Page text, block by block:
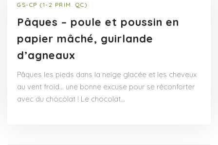
GS-CP (1-2 PRIM. QC)
Pâques – poule et poussin en
papier mâché, guirlande
d’agneaux
Pâques les pieds dans la neige glacée et les cheveux
au vent froid… une bonne excuse pour se réconforter
avec du chocolat ! Le chocolat…